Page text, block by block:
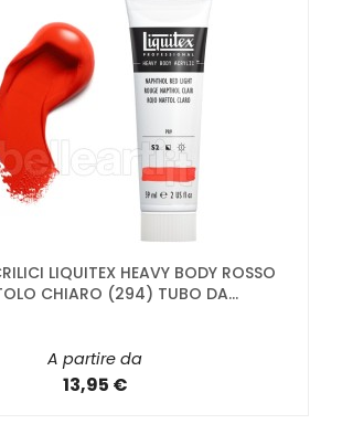
LIQUITEX HEAVY BODY ROSSO
CHIARO (294) TUBO DA...
A partire da
13,95 €